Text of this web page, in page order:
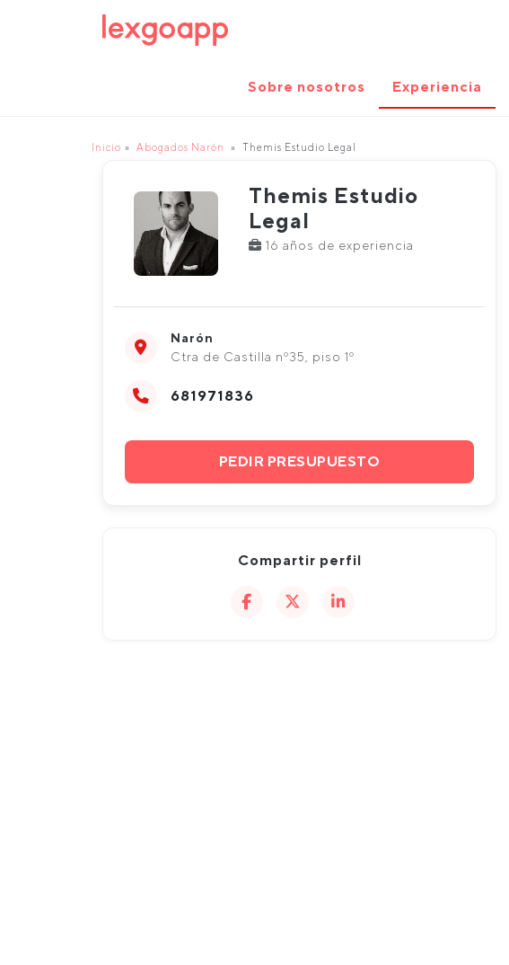
Sobre nosotros Experiencia
Inicio Abogados Narón Themis Estudio Legal
Themis Estudio
Legal
16 años de experiencia
Narón
Ctra de Castilla nº35, piso 1º
681971836
PEDIR PRESUPUESTO
Compartir perfil